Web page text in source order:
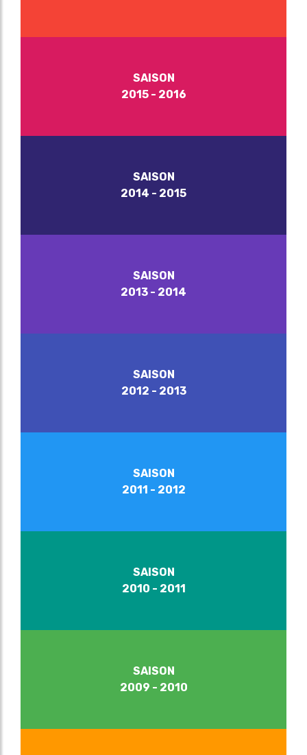
SAISON
2015 - 2016
SAISON
2014 - 2015
SAISON
2013 - 2014
SAISON
2012 - 2013
SAISON
2011 - 2012
SAISON
2010 - 2011
SAISON
2009 - 2010